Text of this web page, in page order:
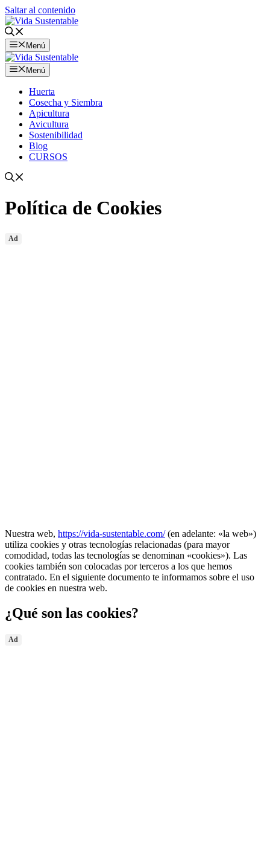
Saltar al contenido
Menú
Menú
Huerta
Cosecha y Siembra
Apicultura
Avicultura
Sostenibilidad
Blog
CURSOS
Política de Cookies
Ad
Nuestra web, https://vida-sustentable.com/(en adelante: «la web»)
utiliza cookies y otras tecnologías relacionadas (para mayor
comodidad, todas las tecnologías se denominan «cookies»). Las
cookies también son colocadas por terceros a los que hemos
contratado. En el siguiente documento te informamos sobre el uso
de cookies en nuestra web.
¿Qué son las cookies?
Ad